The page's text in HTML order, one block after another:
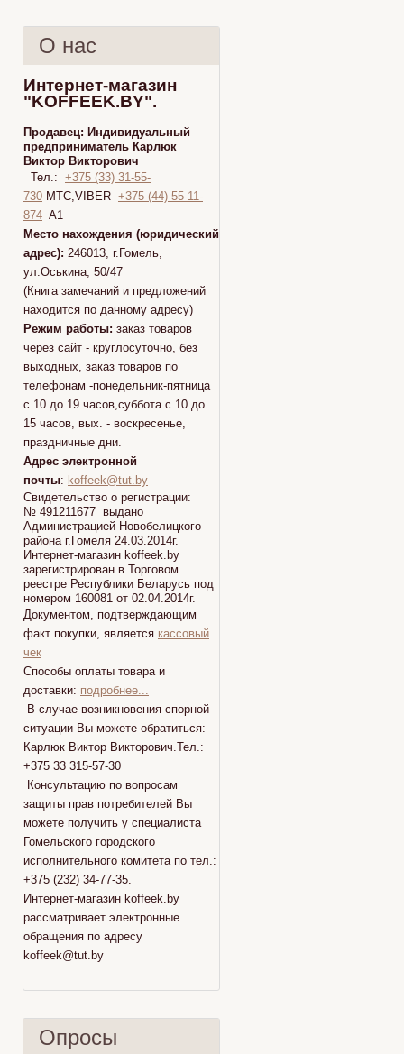
О нас
Интернет-магазин
"KOFFEEK.BY".
Продавец: Индивидуальный
предприниматель Карлюк
Виктор Викторович
Тел.: +375 (33) 31-55-
730 МТС,VIBER +375 (44) 55-11-
874 A1
Место нахождения (юридический
адрес): 246013, г.Гомель,
ул.Оськина, 50/47
(Книга замечаний и предложений
находится по данному адресу)
Режим работы: заказ товаров
через сайт - круглосуточно, без
выходных, заказ товаров по
телефонам -понедельник-пятница
с 10 до 19 часов,суббота с 10 до
15 часов, вых. - воскресенье,
праздничные дни.
Адрес электронной
почты: koffeek@tut.by
Свидетельство о регистрации:
№ 491211677 выдано
Администрацией Новобелицкого
района г.Гомеля 24.03.2014г.
Интернет-магазин koffeek.by
зарегистрирован в Торговом
реестре Республики Беларусь под
номером 160081 от 02.04.2014г.
Документом, подтверждающим
факт покупки, является кассовый
чек
Способы оплаты товара и
доставки: подробнее...
В случае возникновения спорной
ситуации Вы можете обратиться:
Карлюк Виктор Викторович.Тел.:
+375 33 315-57-30
Консультацию по вопросам
защиты прав потребителей Вы
можете получить у специалиста
Гомельского городского
исполнительного комитета по тел.:
+375 (232) 34-77-35.
Интернет-магазин koffeek.by
рассматривает электронные
обращения по адресу
koffeek@tut.by
Опросы